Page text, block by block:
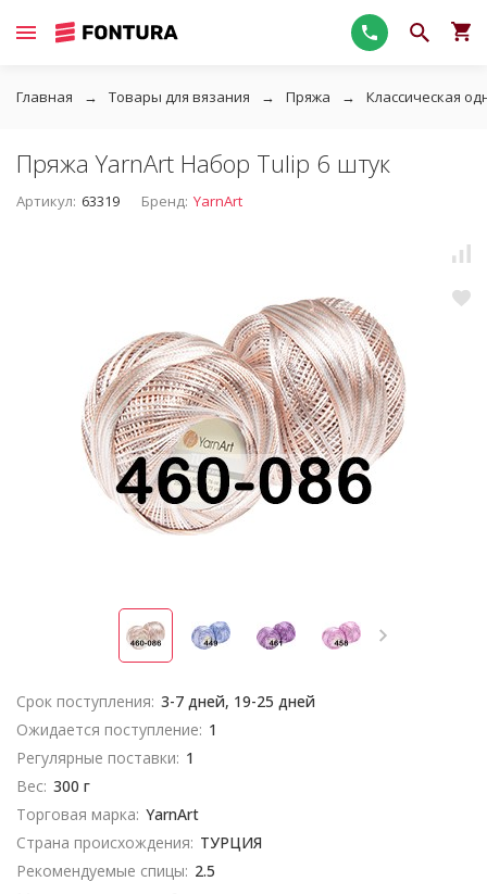
Главная Товары для вязания Пряжа Классическая
Пряжа YarnArt Набор Tulip 6 штук
Артикул: 63319 Бренд: YarnArt
Срок поступления: 3-7 дней, 19-25 дней
Ожидается поступление: 1
Регулярные поставки: 1
Вес: 300 г
Торговая марка: YarnArt
Страна происхождения: ТУРЦИЯ
Рекомендуемые спицы: 2.5